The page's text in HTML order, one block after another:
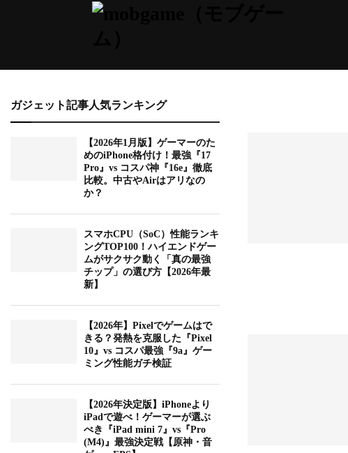
ガジェット記事人気ランキング
【2026年1月版】ゲーマーのた
めのiPhone格付け！最強『17
Pro』vs コスパ神『16e』徹底
比較。中古やAirはアリなの
か？
スマホCPU（SoC）性能ランキ
ングTOP100！ハイエンドゲー
ムがサクサク動く「真の最強
チップ」の選び方【2026年最
新】
【2026年】Pixelでゲームはで
きる？発熱を克服した『Pixel
10』vs コスパ最強『9a』ゲー
ミング性能ガチ検証
【2026年決定版】iPhoneより
iPadで遊べ！ゲーマーが選ぶ
べき『iPad mini 7』vs『Pro
(M4)』最強決定戦【原神・音